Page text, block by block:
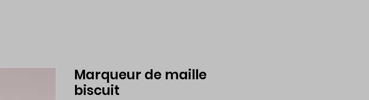
Marqueur de maille
biscuit